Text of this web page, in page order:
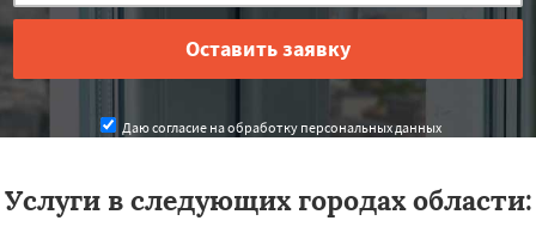
Даю согласие на обработку персональных данных
Услуги в следующих городах области: